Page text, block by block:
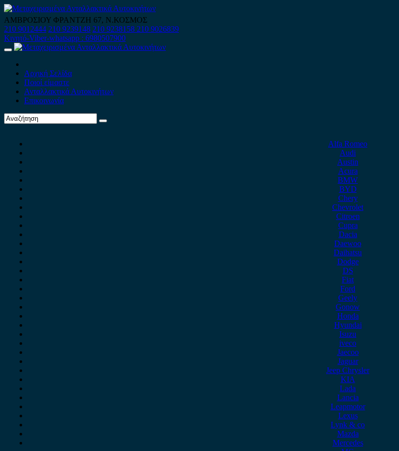
Skip
to
content
ΑΜΒΡΟΣΙΟΥ ΦΡΑΝΤΖΗ 67, Ν.ΚΟΣΜΟΣ
210 9012444 210 9239148 210 9238158 210 9026839
Κινητό-Viber-whatsapp : 6980507900
Primary
Αρχική Σελίδα
Ποιοί είμαστε
Ανταλλακτικά Αυτοκινήτων
Επικοινωνία
Alfa Romeo
Audi
Austin
Acura
BMW
BYD
Chery
Chevrolet
Citroen
Cupra
Dacia
Daewoo
Daihatsu
Dodge
DS
Fiat
Ford
Geely
Gonow
Honda
Hyundai
Isuzu
iveco
Jaecoo
Jaguar
Jeep Chrysler
KIA
Lada
Lancia
Leapmotor
Lexus
Lynk & co
Mazda
Mercedes